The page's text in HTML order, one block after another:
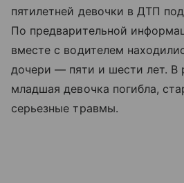
пятилетней девочки в ДТП
По предварительной
вместе с водителем
дочери — пяти и шести лет. В
младшая девочка погибла,
серьезные травмы.